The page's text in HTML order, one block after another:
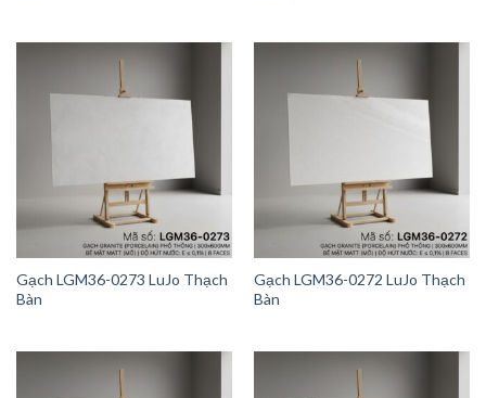
Gạch LGM36-0273 LuJo Thạch
Bàn
Gạch LGM36-0272 LuJo Thạch
Bàn